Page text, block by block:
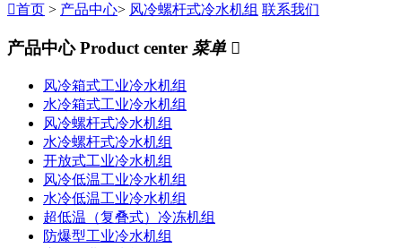
首页 > 产品中心> 风冷螺杆式冷水机组 联系我们
产品中心Product center 菜单 
风冷箱式工业冷水机组
水冷箱式工业冷水机组
风冷螺杆式冷水机组
水冷螺杆式冷水机组
开放式工业冷水机组
风冷低温工业冷水机组
水冷低温工业冷水机组
超低温（复叠式）冷冻机组
防爆型工业冷水机组